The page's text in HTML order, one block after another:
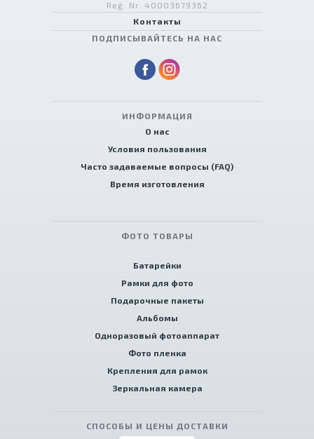
Reģ. Nr. 40003679362
Контакты
ПОДПИСЫВАЙТЕСЬ НА НАС
ИНФОРМАЦИЯ
О нас
Условия пользования
Часто задаваемые вопросы (FAQ)
Время изготовления
ФОТО ТОВАРЫ
Батарейки
Рамки для фото
Подарочные пакеты
Альбомы
Одноразовый фотоаппарат
Фото пленка
Крепления для рамок
Зеркальная камера
СПОСОБЫ И ЦЕНЫ ДОСТАВКИ